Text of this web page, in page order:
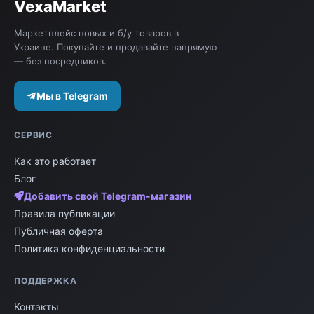
описаниями, техническими характеристиками и
ценами, чтобы сделать осознанный выбор. Если
вы ищете именноавтомобиль дизель автомат
наш маркетплейс поможет вам найти
подходящий вариант.
VexaMarket
Маркетплейс новых и б/у товаров в
Украине. Покупайте и продавайте напрямую
— без посредников.
Мы в Telegram
СЕРВИС
Как это работает
Блог
Добавить свой Telegram-магазин
Правила публикации
Публичная оферта
Политика конфиденциальности
ПОДДЕРЖКА
Контакты